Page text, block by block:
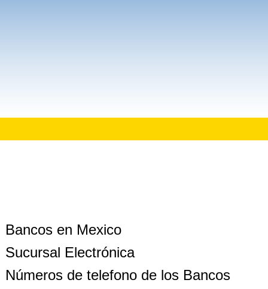
Bancos en Mexico
Sucursal Electrónica
Números de telefono de los Bancos